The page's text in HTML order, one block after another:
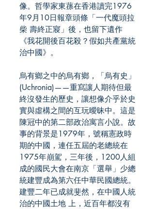
像。哲學家東蓀在香港讀完1976
年9月10日報章頭條「一代魔頭拉
柴 壽終正寢」後，也留下遺作
《我花開後百花殺？假如共產黨統
治中國》。
烏有鄉之中的烏有鄉，「烏有史」
(Uchronia)——重寫讓人期待但最
終沒發生的歷史，讓想像介乎於史
實與虛構之間的互玩曖昧中。這是
陳冠中的第二部政治寓言小說。故
事的背景是1979年，號稱憲政時
期的中國，連任五屆的老總統在
1975年崩駕，三年後，1200人組
成的國民大會在南京「選舉」少總
統建豐成為第六任中華民國總統。
建豐二年已成就斐然，在中國人統
治的中國土地 上，近百年都沒有